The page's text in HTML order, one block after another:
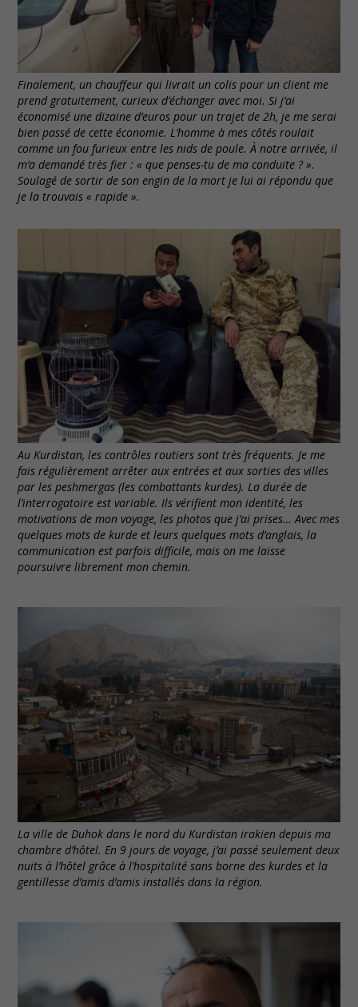
Finalement, un chauffeur qui livrait un colis pour un client me
prend gratuitement, curieux d’échanger avec moi. Si j’ai
économisé une dizaine d’euros pour un trajet de 2h, je me serai
bien passé de cette économie. L’homme à mes côtés roulait
comme un fou furieux entre les nids de poule. À notre arrivée, il
m’a demandé très fier : « que penses-tu de ma conduite ? ».
Soulagé de sortir de son engin de la mort je lui ai répondu que
je la trouvais « rapide ».
Au Kurdistan, les contrôles routiers sont très fréquents. Je me
fais régulièrement arrêter aux entrées et aux sorties des villes
par les peshmergas (les combattants kurdes). La durée de
l’interrogatoire est variable. Ils vérifient mon identité, les
motivations de mon voyage, les photos que j’ai prises… Avec mes
quelques mots de kurde et leurs quelques mots d’anglais, la
communication est parfois difficile, mais on me laisse
poursuivre librement mon chemin.
La ville de Duhok dans le nord du Kurdistan irakien depuis ma
chambre d’hôtel. En 9 jours de voyage, j’ai passé seulement deux
nuits à l’hôtel grâce à l’hospitalité sans borne des kurdes et la
gentillesse d’amis d’amis installés dans la région.